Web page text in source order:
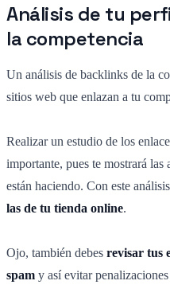
Análisis de tu
la competencia
Un análisis de backlinks de la
sitios web que enlazan a tu
Realizar un estudio de los
importante, pues te mostrará
están haciendo. Con este
las de tu tienda online.
Ojo, también debes revisar tus
spam y así evitar